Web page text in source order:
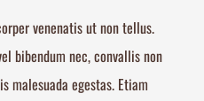
venenatis ut non tellus.
bibendum nec, convallis non
malesuada egestas. Etiam